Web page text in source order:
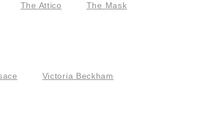
The Attico The Mask
Victoria Beckham